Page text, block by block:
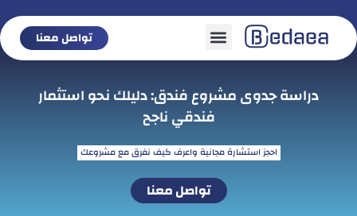
تواصل معنا
دراسة جدوى مشروع فندق: دليلك نحو استثمار
فندقي ناجح
احجز استشارة مجانية واعرف كيف نفرق مع مشروعك
تواصل معنا